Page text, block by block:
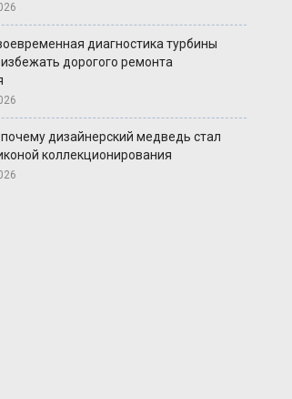
диагностика турбины
дорогого ремонта
почему дизайнерский медведь стал
коллекционирования